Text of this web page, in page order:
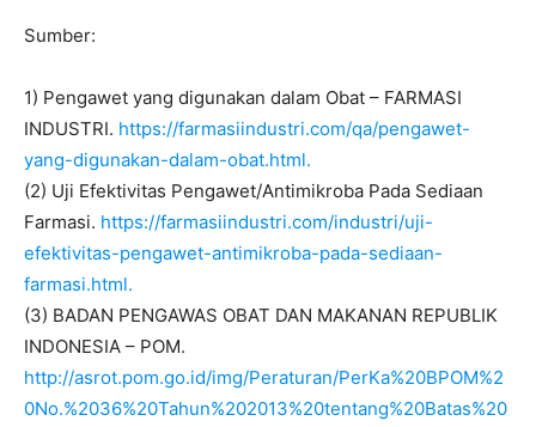
Sumber:
1) Pengawet yang digunakan dalam Obat – FARMASI
INDUSTRI. https://farmasiindustri.com/qa/pengawet-
yang-digunakan-dalam-obat.html.
(2) Uji Efektivitas Pengawet/Antimikroba Pada Sediaan
Farmasi. https://farmasiindustri.com/industri/uji-
efektivitas-pengawet-antimikroba-pada-sediaan-
farmasi.html.
(3) BADAN PENGAWAS OBAT DAN MAKANAN REPUBLIK
INDONESIA – POM.
http://asrot.pom.go.id/img/Peraturan/PerKa%20BPOM%2
0No.%2036%20Tahun%202013%20tentang%20Batas%20